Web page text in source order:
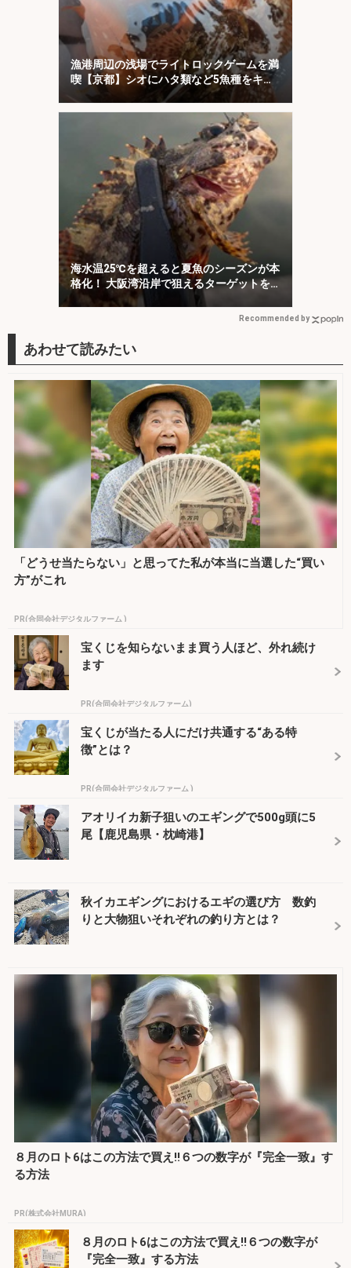
漁港周辺の浅場でライトロックゲームを満
喫【京都】シオにハタ類など5魚種をキャ
ッチ！
海水温25℃を超えると夏魚のシーズンが本
格化！ 大阪湾沿岸で狙えるターゲットを
紹介
Recommended by
「どうせ当たらない」と思ってた私が本当に当選した“買い
方”がこれ
PR(合同会社デジタルファーム )
宝くじを知らないまま買う人ほど、外れ続け
ます
PR(合同会社デジタルファーム)
宝くじが当たる人にだけ共通する“ある特
徴”とは？
PR(合同会社デジタルファーム )
アオリイカ新子狙いのエギングで500g頭に5
尾【鹿児島県・枕崎港】
秋イカエギングにおけるエギの選び方 数釣
りと大物狙いそれぞれの釣り方とは？
８月のロト6はこの方法で買え!!６つの数字が『完全一致』す
る方法
PR(株式会社MURA)
８月のロト6はこの方法で買え!!６つの数字が
『完全一致』する方法